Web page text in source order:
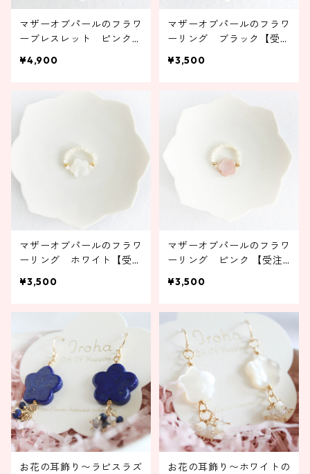
マザーオブパールのフラワ
ーブレスレット ピンク
¥4,900
マザーオブパールのフラワ
ーリング ブラック【受注
¥3,500
マザーオブパールのフラワ
ーリング ホワイト【受注
¥3,500
マザーオブパールのフラワ
ーリング ピンク 【受注
¥3,500
お花の耳飾り〜ラピスラズ
お花の耳飾り〜ホワイトの